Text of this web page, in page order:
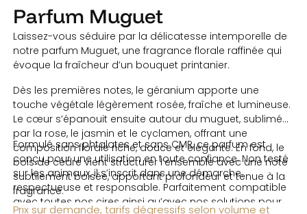
Parfum Muguet
Laissez-vous séduire par la délicatesse intemporelle de
notre parfum Muguet, une fragrance florale raffinée qui
évoque la fraîcheur d’un bouquet printanier.
Dès les premières notes, le géranium apporte une
touche végétale légèrement rosée, fraîche et lumineuse.
Le cœur s’épanouit ensuite autour du muguet, sublimé
par la rose, le jasmin et le cyclamen, offrant une
composition florale riche, douce et élégante. En fond, le
bois de cèdre vient structurer l’ensemble avec une note
subtilement boisée, apportant profondeur et tenue à la
fragrance.
Formulé sans phtalates et sans CMR, ce parfum est
conçu pour une utilisation en toute confiance. Non testé
sur les animaux, il s’inscrit dans une démarche
respectueuse et responsable. Parfaitement compatible
avec toutes nos cires ainsi qu’avec nos solutions pour
Prix sur demande, tarifs dégressifs selon volume et